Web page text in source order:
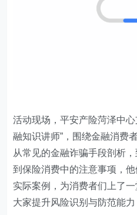
活动现场，平安产险菏泽中心
融知识讲师”，围绕金融消费
从常见的金融诈骗手段剖析
到保险消费中的注意事项，
实际案例，为消费者们上了
大家提升风险识别与防范能